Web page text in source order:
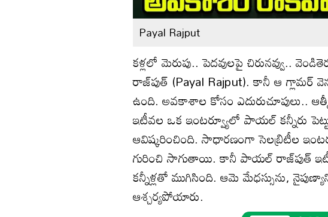
Payal Rajput
కళ్లలో మెరుపు.. పెదవులపై చిరునవ్వు..
రాజ్‌పుత్‌ (Payal Rajput). కానీ ఆ
ఉంది. అవకాశాల కోసం ఎదురుచూపులు..
ఇటీవల ఒక ఇంటర్వ్యూలో పాయల్‌ కన్నీరు
ఆవిష్కరించింది. సాధారణంగా సెలబ్రిటీల
గురించి సాగుతాయి. కానీ పాయల్‌ రాజ్‌పుత్‌
కన్నీళ్లతో ముగిసింది. ఆమె మేధస్సును,
ఆశ్చర్యపోయారు.